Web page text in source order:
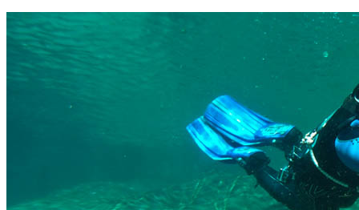
Das Sidemount-Forum ist auf
ein neues Forensystem
umgezogen und wie gewohnt
https://www.sidemount-
erreichbar.